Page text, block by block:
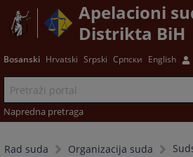
Apelacioni
Distrikta BiH
Bosanski Hrvatski Srpski Српски English
Napredna pretraga
Rad suda Organizacija suda